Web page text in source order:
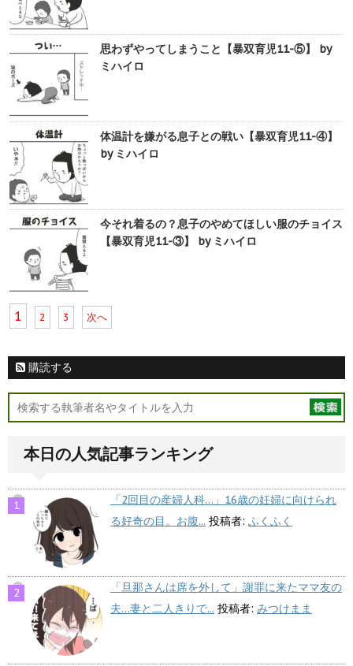
思わずやってしまうこと【暴双育児11-⑤】 by
ミハイロ
体温計を嫌がる息子との戦い【暴双育児11-④】
by ミハイロ
今それ着るの？息子のやめてほしい服のチョイス
【暴双育児11-③】 by ミハイロ
1 2 3 次へ
購読する
本日の人気記事ランキング
「2回目の産婦人科…」16歳の妊婦に向けられ
る好奇の目。お腹... 投稿者: ふくふく
「旦那さんは席を外して」謝罪に来たママ友の
夫…妻と二人きりで... 投稿者: みつけまま